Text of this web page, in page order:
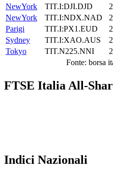
NewYork
TIT.I:DJI.DJD
NewYork
TIT.I:NDX.NAD
Parigi
TIT.I:PX1.EUD
Sydney
TIT.I:XAO.AUS
Tokyo
TIT.N225.NNI
Fonte: borsa
FTSE Italia All-
Indici Nazionali